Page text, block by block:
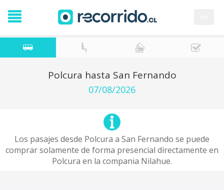
Polcura hasta San Fernando
07/08/2026
Los pasajes desde Polcura a San Fernando se puede
comprar solamente de forma presencial directamente en
Polcura en la compania Nilahue.